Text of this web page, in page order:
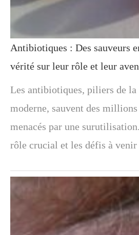
Antibiotiques : Des sauveurs
vérité sur leur rôle et leur
Les antibiotiques, piliers de la
moderne, sauvent des
menacés par une
rôle crucial et les défis à